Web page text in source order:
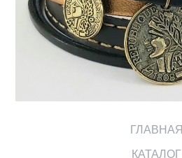
ГЛАВНАЯ
КАТАЛОГ